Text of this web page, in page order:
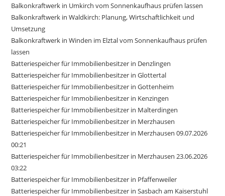
Balkonkraftwerk in Umkirch vom Sonnenkaufhaus prüfen lassen
Balkonkraftwerk in Waldkirch: Planung, Wirtschaftlichkeit und
Umsetzung
Balkonkraftwerk in Winden im Elztal vom Sonnenkaufhaus prüfen
lassen
Batteriespeicher für Immobilienbesitzer in Denzlingen
Batteriespeicher für Immobilienbesitzer in Glottertal
Batteriespeicher für Immobilienbesitzer in Gottenheim
Batteriespeicher für Immobilienbesitzer in Kenzingen
Batteriespeicher für Immobilienbesitzer in Malterdingen
Batteriespeicher für Immobilienbesitzer in Merzhausen
Batteriespeicher für Immobilienbesitzer in Merzhausen 09.07.2026
00:21
Batteriespeicher für Immobilienbesitzer in Merzhausen 23.06.2026
03:22
Batteriespeicher für Immobilienbesitzer in Pfaffenweiler
Batteriespeicher für Immobilienbesitzer in Sasbach am Kaiserstuhl